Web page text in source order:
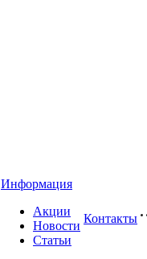
Информация
Акции
Новости
Статьи
Контакты